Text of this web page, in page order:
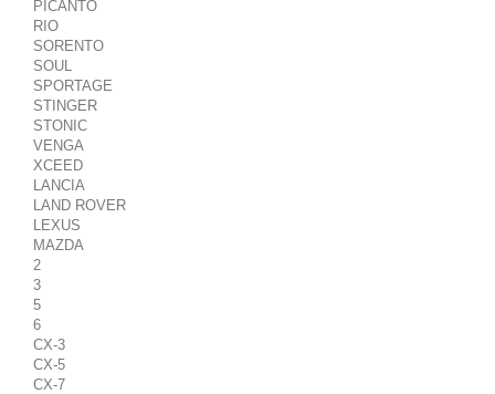
PICANTO
RIO
SORENTO
SOUL
SPORTAGE
STINGER
STONIC
VENGA
XCEED
LANCIA
LAND ROVER
LEXUS
MAZDA
2
3
5
6
CX-3
CX-5
CX-7